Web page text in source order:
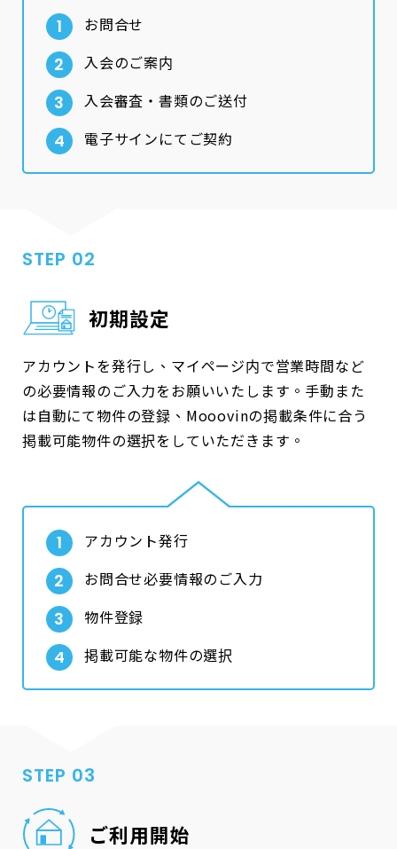
お問合せ
入会のご案内
入会審査・書類のご送付
電子サインにてご契約
STEP 02
初期設定
アカウントを発行し、マイページ内で営業時間など
の必要情報のご入力をお願いいたします。手動また
は自動にて物件の登録、Mooovinの掲載条件に合う
掲載可能物件の選択をしていただきます。
アカウント発行
お問合せ必要情報のご入力
物件登録
掲載可能な物件の選択
STEP 03
ご利用開始